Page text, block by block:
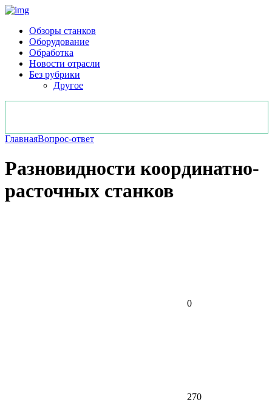
Обзоры станков
Оборудование
Обработка
Новости отрасли
Без рубрики
Другое
ГлавнаяВопрос-ответ
Разновидности координатно-
расточных станков
0
270